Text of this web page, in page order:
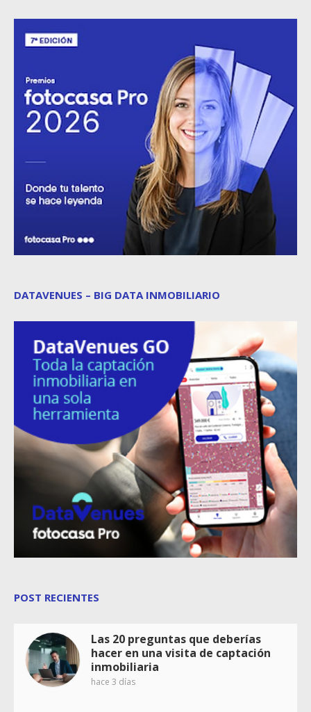
DATAVENUES – BIG DATA INMOBILIARIO
POST RECIENTES
Las 20 preguntas que deberías
hacer en una visita de captación
inmobiliaria
hace 3 días